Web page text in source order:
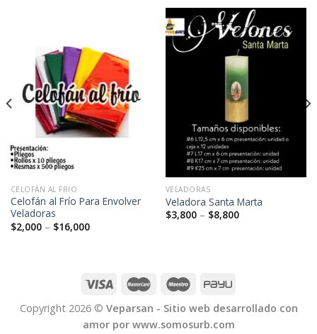
CELOFÁN AL FRIO
Celofán al Frío Para Envolver
Veladoras
$2,000– $16,000
VELADORAS
Veladora Santa Marta
$3,800– $8,800
Copyright 2026 © Veparsan - Sitio web desarrollado con
amor por www.somosurb.com